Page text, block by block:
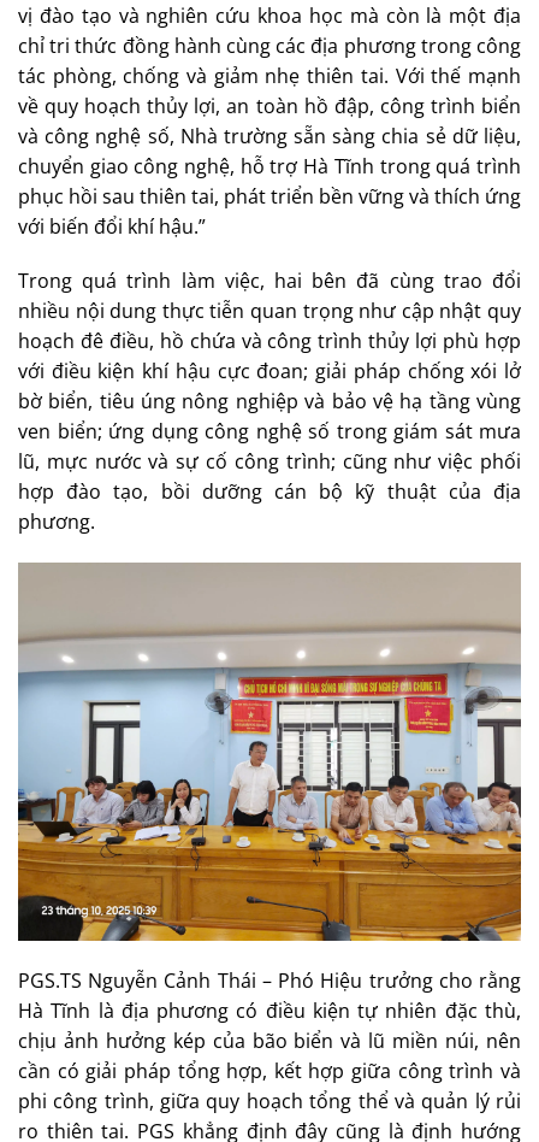
vị đào tạo và nghiên cứu khoa học mà còn là một địa
chỉ tri thức đồng hành cùng các địa phương trong công
tác phòng, chống và giảm nhẹ thiên tai. Với thế mạnh
về quy hoạch thủy lợi, an toàn hồ đập, công trình biển
và công nghệ số, Nhà trường sẵn sàng chia sẻ dữ liệu,
chuyển giao công nghệ, hỗ trợ Hà Tĩnh trong quá trình
phục hồi sau thiên tai, phát triển bền vững và thích ứng
với biến đổi khí hậu.”
Trong quá trình làm việc, hai bên đã cùng trao đổi
nhiều nội dung thực tiễn quan trọng như cập nhật quy
hoạch đê điều, hồ chứa và công trình thủy lợi phù hợp
với điều kiện khí hậu cực đoan; giải pháp chống xói lở
bờ biển, tiêu úng nông nghiệp và bảo vệ hạ tầng vùng
ven biển; ứng dụng công nghệ số trong giám sát mưa
lũ, mực nước và sự cố công trình; cũng như việc phối
hợp đào tạo, bồi dưỡng cán bộ kỹ thuật của địa
phương.
PGS.TS Nguyễn Cảnh Thái – Phó Hiệu trưởng cho rằng
Hà Tĩnh là địa phương có điều kiện tự nhiên đặc thù,
chịu ảnh hưởng kép của bão biển và lũ miền núi, nên
cần có giải pháp tổng hợp, kết hợp giữa công trình và
phi công trình, giữa quy hoạch tổng thể và quản lý rủi
ro thiên tai. PGS khẳng định đây cũng là định hướng